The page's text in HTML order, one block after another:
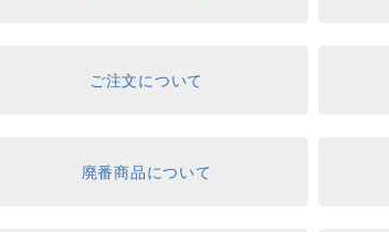
ご注文について
廃番商品について